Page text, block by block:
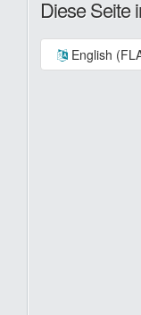
Diese Seite
English